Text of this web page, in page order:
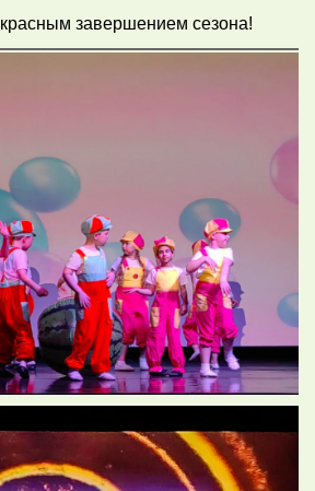
завершением сезона!